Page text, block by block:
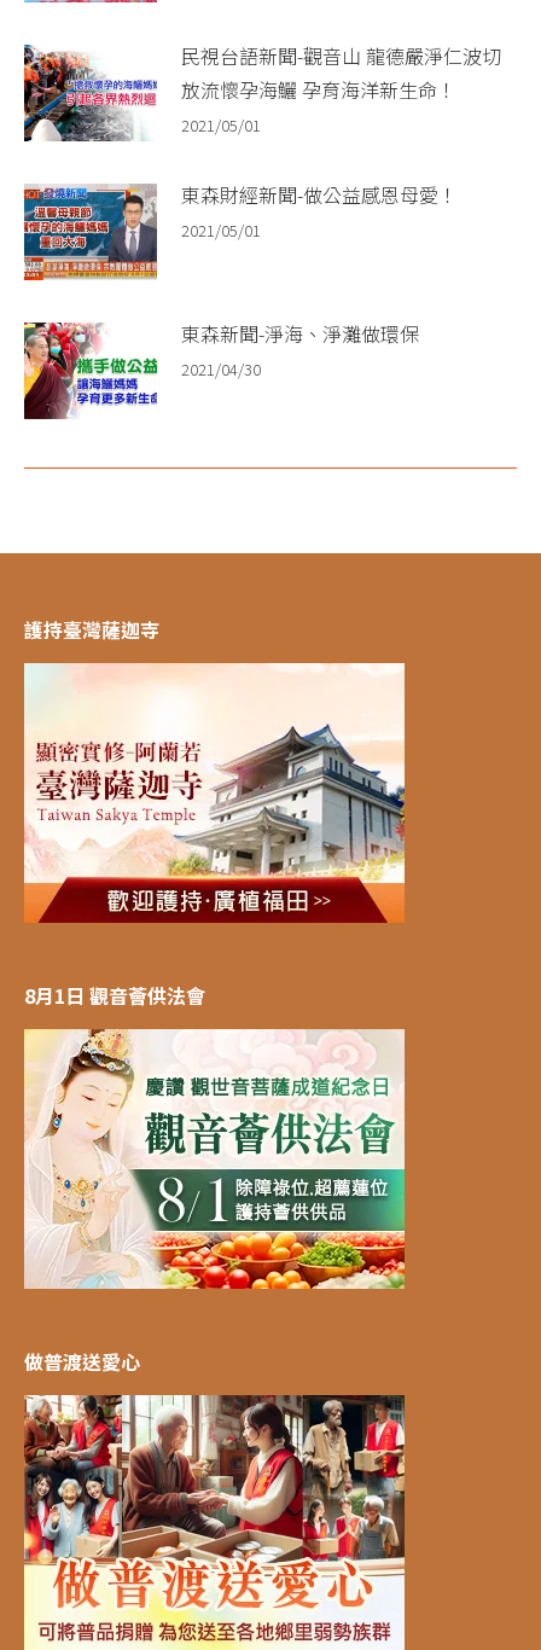
民視台語新聞-觀音山 龍德嚴淨仁波切
放流懷孕海鱺 孕育海洋新生命！
2021/05/01
東森財經新聞-做公益感恩母愛！
2021/05/01
東森新聞-淨海、淨灘做環保
2021/04/30
護持臺灣薩迦寺
8月1日 觀音薈供法會
做普渡送愛心